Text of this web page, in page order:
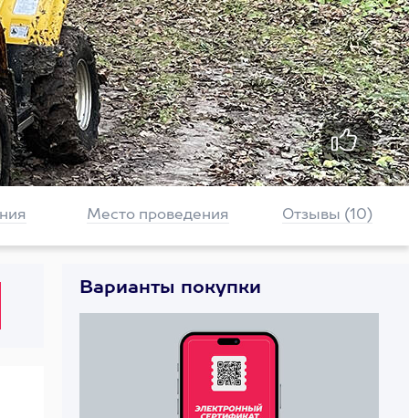
Место проведения Отзывы (10)
Варианты покупки